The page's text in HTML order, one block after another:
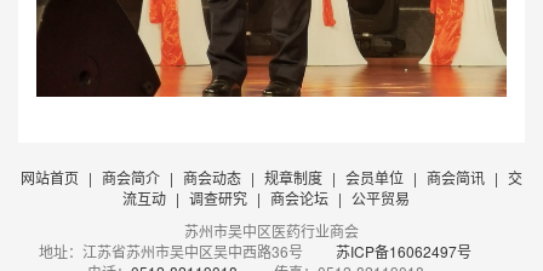
网站首页 | 商会简介 | 商会动态 | 规章制度 | 会员单位 | 商会简讯 | 交
流互动 | 调查研究 | 商会论坛 | 公平贸易
苏州市吴中区医药行业商会
地址：江苏省苏州市吴中区吴中西路36号
苏ICP备16062497号